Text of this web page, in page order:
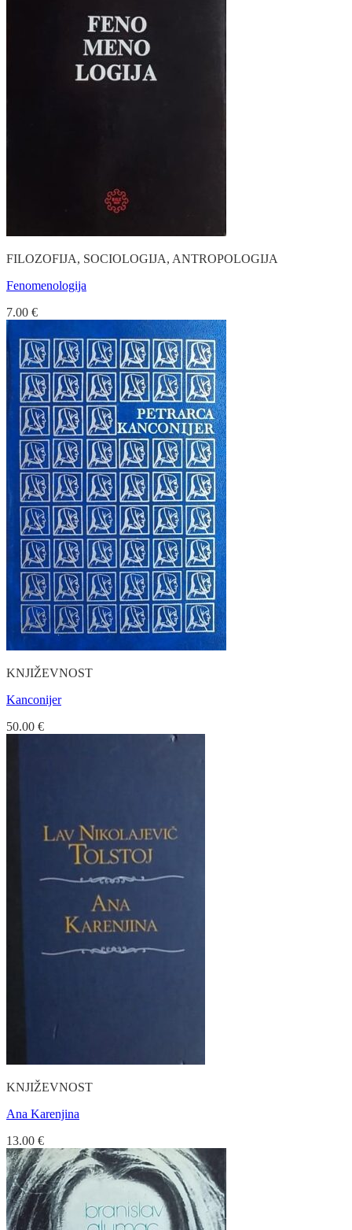
FILOZOFIJA, SOCIOLOGIJA, ANTROPOLOGIJA
Fenomenologija
7.00 €
KNJIŽEVNOST
Kanconijer
50.00 €
KNJIŽEVNOST
Ana Karenjina
13.00 €